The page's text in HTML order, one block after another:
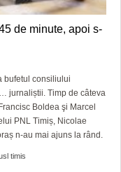
de minute, apoi s-
bufetul consiliului
jurnaliștii. Timp de câteva
Boldea şi Marcel
PNL Timiș, Nicolae
n-au mai ajuns la rând.
timis